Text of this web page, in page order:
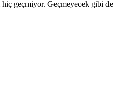
hiç geçmiyor. Geçmeyecek gibi de